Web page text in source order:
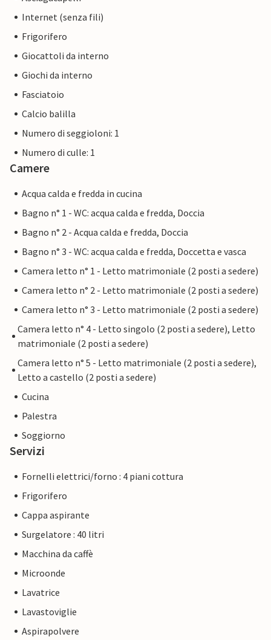
Internet (senza fili)
Frigorifero
Giocattoli da interno
Giochi da interno
Fasciatoio
Calcio balilla
Numero di seggioloni: 1
Numero di culle: 1
Camere
Acqua calda e fredda in cucina
Bagno n° 1 - WC: acqua calda e fredda, Doccia
Bagno n° 2 - Acqua calda e fredda, Doccia
Bagno n° 3 - WC: acqua calda e fredda, Doccetta e vasca
Camera letto n° 1 - Letto matrimoniale (2 posti a sedere)
Camera letto n° 2 - Letto matrimoniale (2 posti a sedere)
Camera letto n° 3 - Letto matrimoniale (2 posti a sedere)
Camera letto n° 4 - Letto singolo (2 posti a sedere), Letto
matrimoniale (2 posti a sedere)
Camera letto n° 5 - Letto matrimoniale (2 posti a sedere),
Letto a castello (2 posti a sedere)
Cucina
Palestra
Soggiorno
Servizi
Fornelli elettrici/forno : 4 piani cottura
Frigorifero
Cappa aspirante
Surgelatore : 40 litri
Macchina da caffè
Microonde
Lavatrice
Lavastoviglie
Aspirapolvere